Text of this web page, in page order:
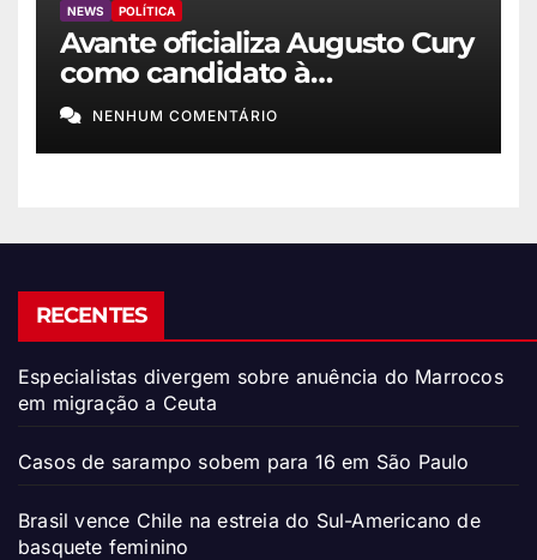
NEWS POLÍTICA
Avante oficializa Augusto Cury
como candidato à
Presidência
NENHUM COMENTÁRIO
RECENTES
Especialistas divergem sobre anuência do Marrocos
em migração a Ceuta
Casos de sarampo sobem para 16 em São Paulo
Brasil vence Chile na estreia do Sul-Americano de
basquete feminino